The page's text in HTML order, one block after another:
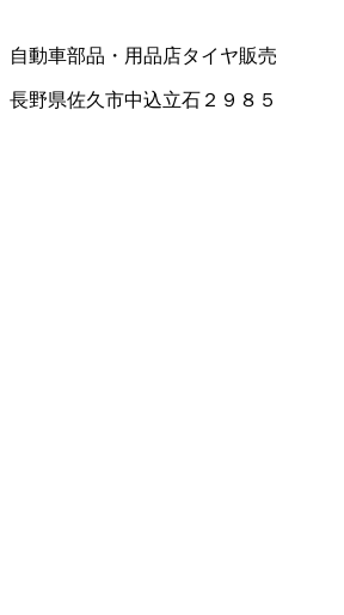
自動車部品・用品店タイヤ販売
長野県佐久市中込立石２９８５